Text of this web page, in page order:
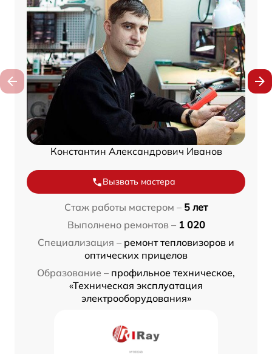
Константин Александрович Иванов
Вызвать мастера
Стаж работы мастером – 5 лет
Выполнено ремонтов – 1 020
Специализация – ремонт тепловизоров и
оптических прицелов
Образование – профильное техническое,
«Техническая эксплуатация
электрооборудования»